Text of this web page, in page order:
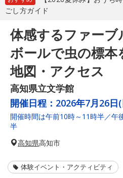
ごし方ガイド
体感するファー
ボールで虫の標
地図・アクセス
高知県立文学館
開催日程： 2026年7月26日
開催時間は午前10時～11時半／午
半
高知県高知市
体験イベント・アクティビティ